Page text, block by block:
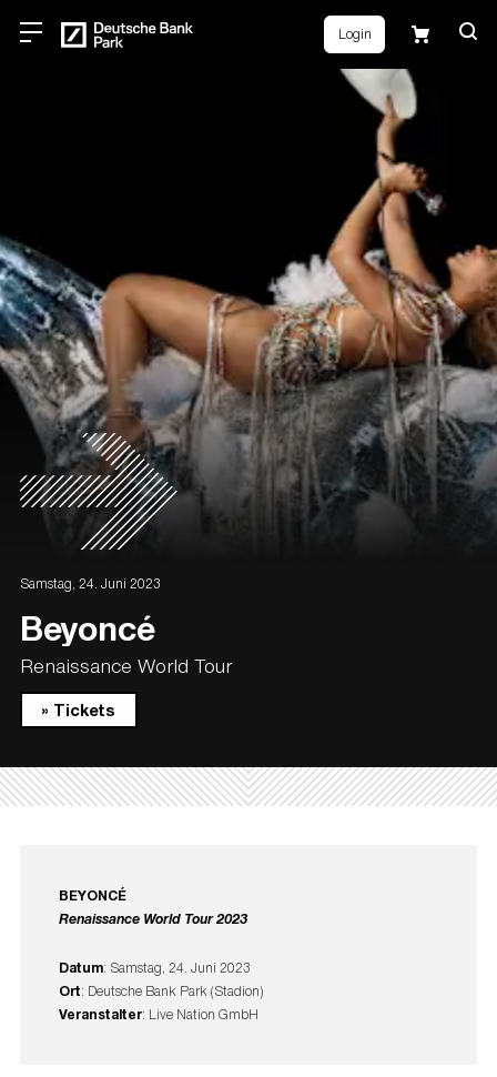
Login
Samstag, 24. Juni 2023
Beyoncé
Renaissance World Tour
» Tickets
BEYONCÉ
Renaissance World Tour 2023
Datum: Samstag, 24. Juni 2023
Ort: Deutsche Bank Park (Stadion)
Veranstalter: Live Nation GmbH